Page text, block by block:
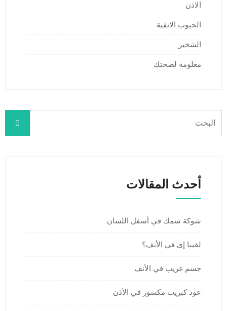
الاذن
الجيوب الانفية
الشخير
معلومة لصحتك
أحدث المقالات
شوكة سمك في أسفل اللسان
لقينا إى في الأنف؟
جسم غريب في الأنف
عود كبريت مكسور في الأذن